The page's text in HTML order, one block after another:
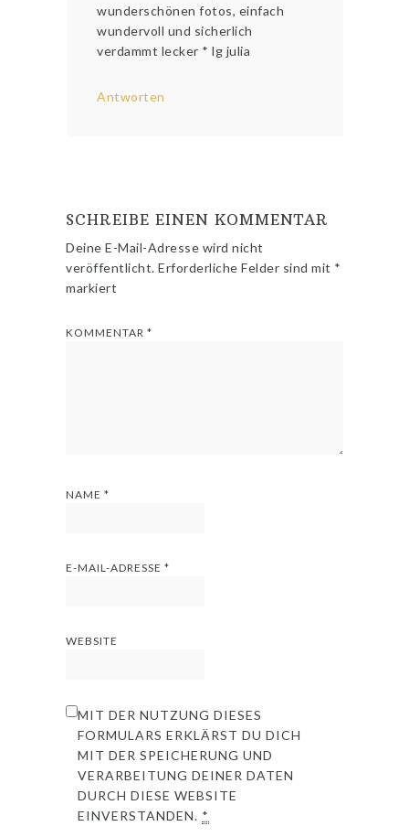
wunderschönen fotos, einfach
wundervoll und sicherlich
verdammt lecker * lg julia
Antworten
SCHREIBE EINEN KOMMENTAR
Deine E-Mail-Adresse wird nicht
veröffentlicht. Erforderliche Felder sind mit *
markiert
KOMMENTAR*
NAME*
E-MAIL-ADRESSE*
WEBSITE
MIT DER NUTZUNG DIESES
FORMULARS ERKLÄRST DU DICH
MIT DER SPEICHERUNG UND
VERARBEITUNG DEINER DATEN
DURCH DIESE WEBSITE
EINVERSTANDEN. *